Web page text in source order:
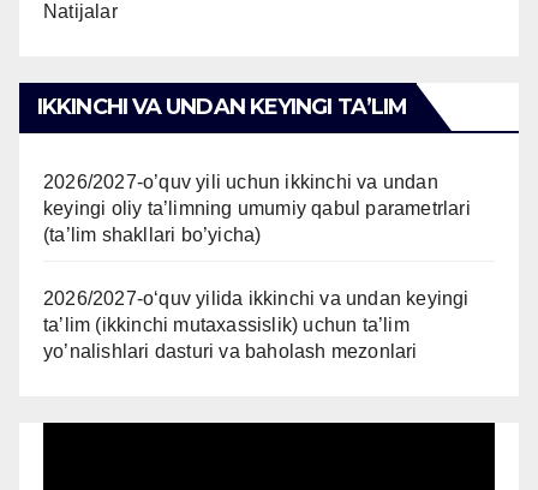
Natijalar
IKKINCHI VA UNDAN KEYINGI TAʼLIM
2026/2027-o’quv yili uchun ikkinchi va undan
keyingi oliy ta’limning umumiy qabul parametrlari
(ta’lim shakllari bo’yicha)
2026/2027-oʻquv yilida ikkinchi va undan keyingi
taʼlim (ikkinchi mutaxassislik) uchun ta’lim
yo’nalishlari dasturi va baholash mezonlari